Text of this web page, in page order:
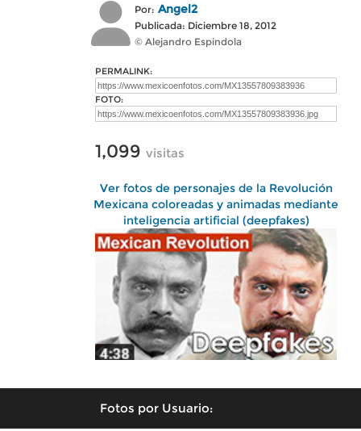
Por: Angel2
Publicada: Diciembre 18, 2012
© Alejandro Espindola
PERMALINK:
FOTO:
1,099 visitas
Ver fotos de personajes de la Revolución
Mexicana coloreadas y animadas mediante
inteligencia artificial (deepfakes)
Fotos por Usuario: